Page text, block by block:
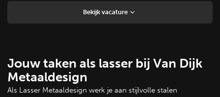
Bekijk vacature
Jouw taken als lasser bij Van Dijk
Metaaldesign
Als Lasser Metaaldesign werk je aan stijlvolle stalen